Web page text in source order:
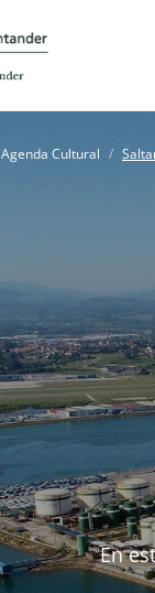
Agenda Cultural
En